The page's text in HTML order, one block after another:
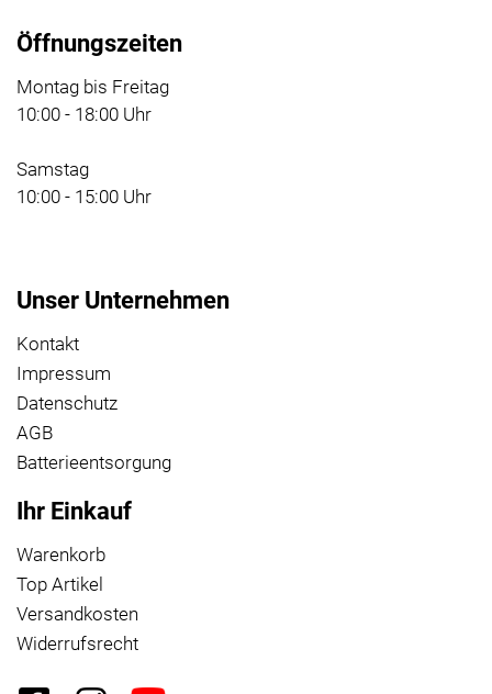
Öffnungszeiten
Montag bis Freitag
10:00 - 18:00 Uhr
Samstag
10:00 - 15:00 Uhr
Unser Unternehmen
Kontakt
Impressum
Datenschutz
AGB
Batterieentsorgung
Ihr Einkauf
Warenkorb
Top Artikel
Versandkosten
Widerrufsrecht